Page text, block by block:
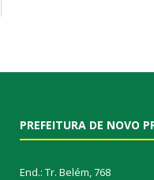
PREFEITURA DE NOVO
End.: Tr. Belém, 768